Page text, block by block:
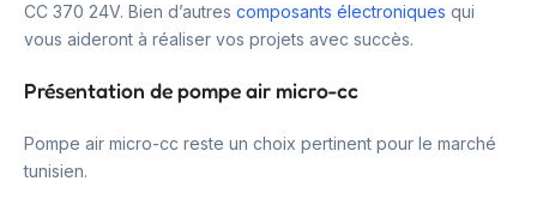
CC 370 24V. Bien d’autres composants électroniques qui
vous aideront à réaliser vos projets avec succès.
Présentation de pompe air micro-cc
Pompe air micro-cc reste un choix pertinent pour le marché
tunisien.